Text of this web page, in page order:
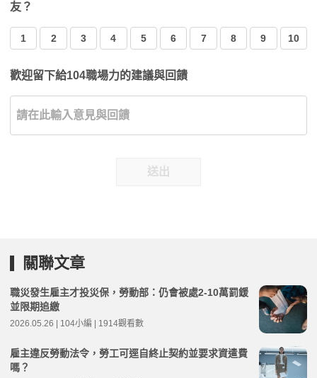
友？
1 2 3 4 5 6 7 8 9 10
歡迎留下給104職場力的建議與回饋
送出
關聯文章
職災發生雇主才投災保，勞動部：仍會被處2-10萬罰鍰
並限期追繳
2026.05.26 | 104小編 | 1914觀看數
雇主違反勞動法令，勞工可逕自終止契約並要求資遣費
嗎？